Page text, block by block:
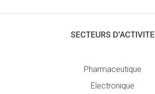
SECTEURS D’ACTIVITE
Pharmaceutique
Electronique